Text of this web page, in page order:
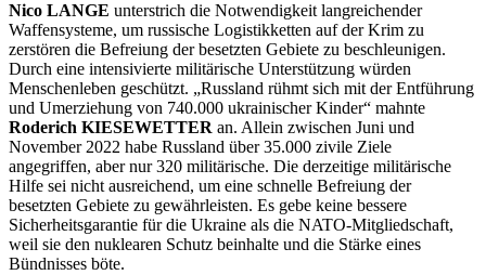
Nico LANGE unterstrich die Notwendigkeit langreichender
Waffensysteme, um russische Logistikketten auf der Krim zu
zerstören die Befreiung der besetzten Gebiete zu beschleunigen.
Durch eine intensivierte militärische Unterstützung würden
Menschenleben geschützt. „Russland rühmt sich mit der Entführung
und Umerziehung von 740.000 ukrainischer Kinder“ mahnte
Roderich KIESEWETTER an. Allein zwischen Juni und
November 2022 habe Russland über 35.000 zivile Ziele
angegriffen, aber nur 320 militärische. Die derzeitige militärische
Hilfe sei nicht ausreichend, um eine schnelle Befreiung der
besetzten Gebiete zu gewährleisten. Es gebe keine bessere
Sicherheitsgarantie für die Ukraine als die NATO-Mitgliedschaft,
weil sie den nuklearen Schutz beinhalte und die Stärke eines
Bündnisses böte.